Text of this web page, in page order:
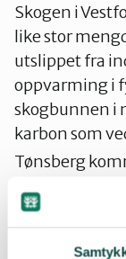
Skogen i
like stor
utslippet fra
oppvarming i
skogbunnen i
karbon som
Tønsberg
jord ikke bør